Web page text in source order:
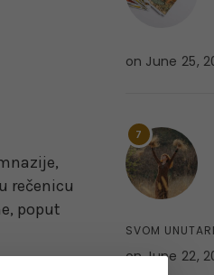
rečenicu
poput
on June 25,
7
SVOM
on June 22,